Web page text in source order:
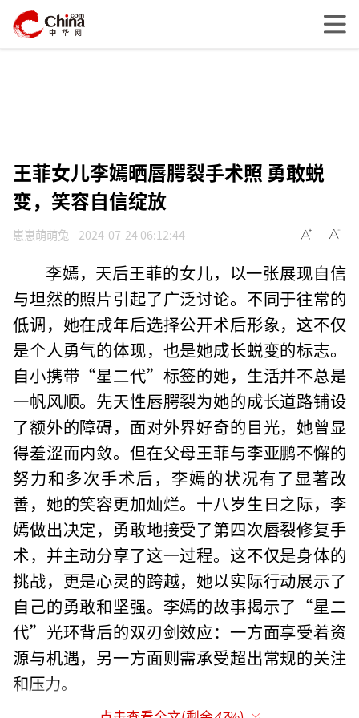
王菲女儿李嫣晒唇腭裂手术照 勇敢蜕
变，笑容自信绽放
崽崽萌萌兔 2024-07-24 06:12:44
李嫣，天后王菲的女儿，以一张展现自信
与坦然的照片引起了广泛讨论。不同于往常的
低调，她在成年后选择公开术后形象，这不仅
是个人勇气的体现，也是她成长蜕变的标志。
自小携带“星二代”标签的她，生活并不总是
一帆风顺。先天性唇腭裂为她的成长道路铺设
了额外的障碍，面对外界好奇的目光，她曾显
得羞涩而内敛。但在父母王菲与李亚鹏不懈的
努力和多次手术后，李嫣的状况有了显著改
善，她的笑容更加灿烂。十八岁生日之际，李
嫣做出决定，勇敢地接受了第四次唇裂修复手
术，并主动分享了这一过程。这不仅是身体的
挑战，更是心灵的跨越，她以实际行动展示了
自己的勇敢和坚强。李嫣的故事揭示了“星二
代”光环背后的双刃剑效应：一方面享受着资
源与机遇，另一方面则需承受超出常规的关注
和压力。